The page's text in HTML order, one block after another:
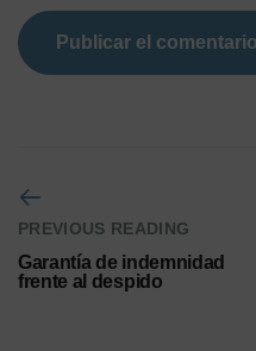
PREVIOUS READING
Garantía de indemnidad
frente al despido